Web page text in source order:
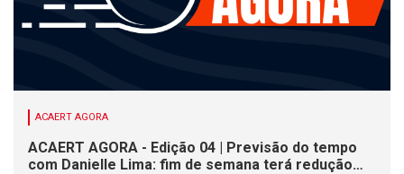
ACAERT AGORA
ACAERT AGORA - Edição 04 | Previsão do tempo
com Danielle Lima: fim de semana terá redução